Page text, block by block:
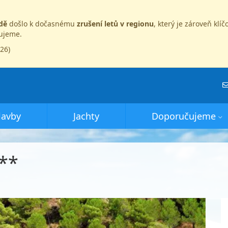
došlo k dočasnému zrušení letů v regionu, který je zároveň
Jachty Doporučujeme